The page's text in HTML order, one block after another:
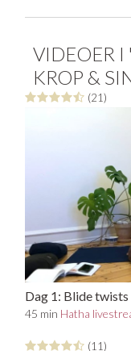
VIDEOER I
KROP &
(21)
Dag 1: Blide
45 min Hatha
(11)